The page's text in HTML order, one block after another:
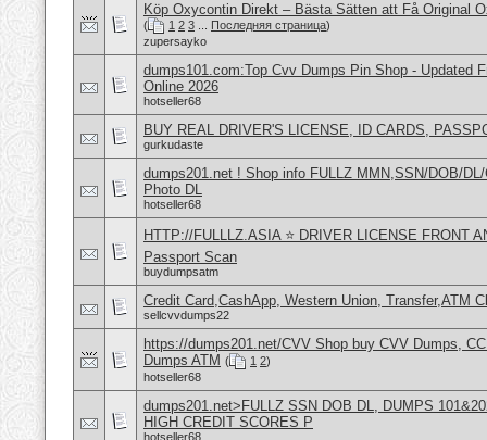
Köp Oxycontin Direkt – Bästa Sätten att Få Original
( 1 2 3 Последняя страница)
zupersayko
dumps101.com:Top Cvv Dumps Pin Shop - Updated
Online 2026
hotseller68
BUY REAL DRIVER'S LICENSE, ID CARDS,
gurkudaste
dumps201.net ! Shop info FULLZ MMN,SSN/DOB/
Photo DL
hotseller68
HTTP://FULLLZ.ASIA ⭐️ DRIVER LICENSE FRONT
Passport Scan
buydumpsatm
Credit Card,CashApp, Western Union, Transfer,ATM
sellcvvdumps22
https://dumps201.net/CVV Shop buy CVV Dumps,
Dumps ATM ( 1 2)
hotseller68
dumps201.net>FULLZ SSN DOB DL, DUMPS
HIGH CREDIT SCORES P
hotseller68